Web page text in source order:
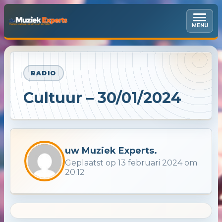
MENU
RADIO
Cultuur – 30/01/2024
uw Muziek Experts.
Geplaatst op 13 februari 2024 om
20:12